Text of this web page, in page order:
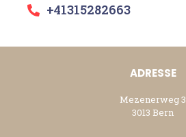
+41315282663
ADRESSE
Mezenerweg 3
3013 Bern